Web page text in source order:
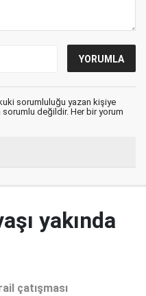
sorumluluğu yazan kişiye
sorumlu değildir. Her bir yorum
yakında
çatışması